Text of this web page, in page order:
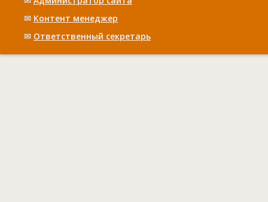
✉ Контент менеджер
✉ Ответственный cекретарь